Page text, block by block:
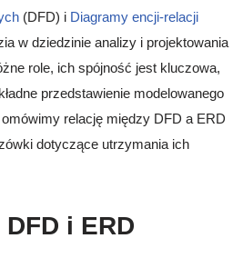
(DFD) i Diagramy encji-relacji
w dziedzinie analizy i projektowania
role, ich spójność jest kluczowa,
przedstawienie modelowanego
relację między DFD a ERD
dotyczące utrzymania ich
i ERD